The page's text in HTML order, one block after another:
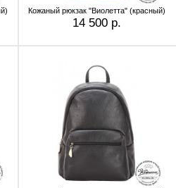
Кожаный рюкзак "Виолетта" (красный)
14 500 р.